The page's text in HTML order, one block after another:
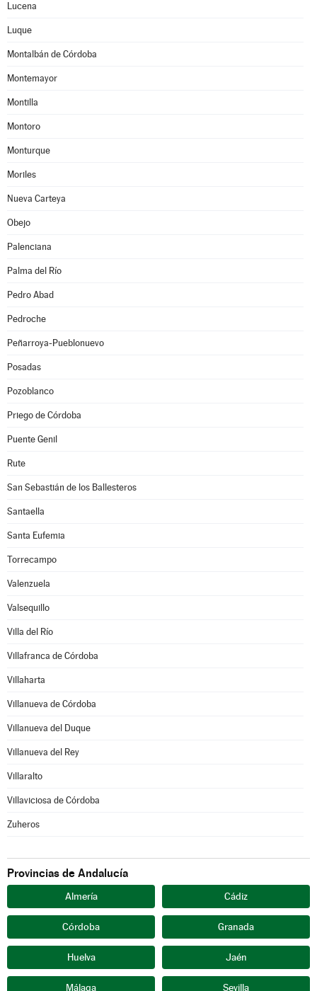
Lucena
Luque
Montalbán de Córdoba
Montemayor
Montilla
Montoro
Monturque
Moriles
Nueva Carteya
Obejo
Palenciana
Palma del Río
Pedro Abad
Pedroche
Peñarroya-Pueblonuevo
Posadas
Pozoblanco
Priego de Córdoba
Puente Genil
Rute
San Sebastián de los Ballesteros
Santaella
Santa Eufemia
Torrecampo
Valenzuela
Valsequillo
Villa del Río
Villafranca de Córdoba
Villaharta
Villanueva de Córdoba
Villanueva del Duque
Villanueva del Rey
Villaralto
Villaviciosa de Córdoba
Zuheros
Provincias de Andalucía
Almería Cádiz
Córdoba Granada
Huelva Jaén
Málaga Sevilla